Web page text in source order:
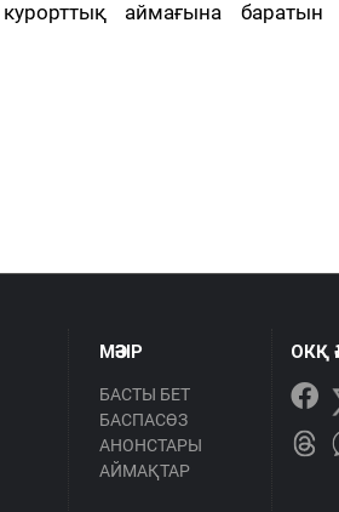
аймағына баратын
МӘЗІР
БАСТЫ БЕТ
БАСПАСӨЗ
АНОНСТАРЫ
АЙМАҚТАР
ОКҚ